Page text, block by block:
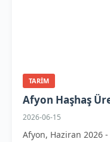
TARIM
Afyon Haşhaş
2026-06-15
Afyon, Haziran 2026